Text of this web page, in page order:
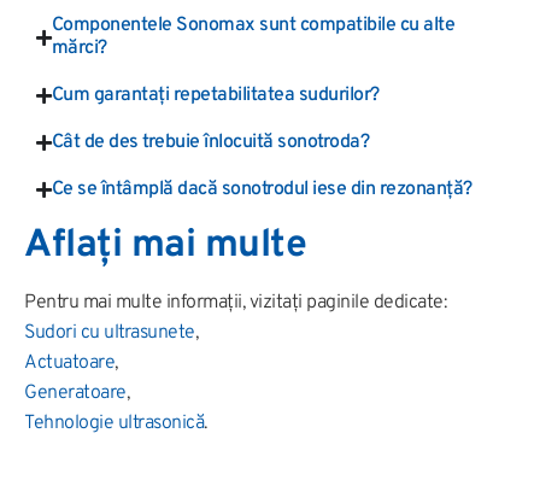
Componentele Sonomax sunt compatibile cu alte
mărci?
Cum garantați repetabilitatea sudurilor?
Cât de des trebuie înlocuită sonotroda?
Ce se întâmplă dacă sonotrodul iese din rezonanță?
Aflați mai multe
Pentru mai multe informații, vizitați paginile dedicate:
Sudori cu ultrasunete,
Actuatoare,
Generatoare,
Tehnologie ultrasonică.